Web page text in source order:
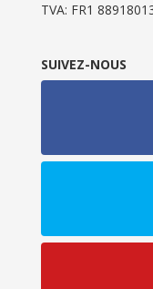
TVA: FR1
SUIVEZ-NOUS